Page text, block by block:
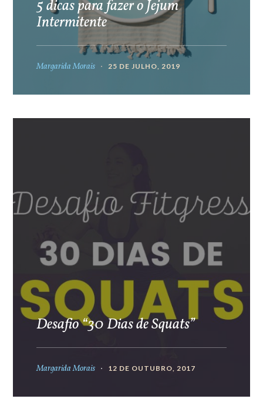
5 dicas para fazer o Jejum
Intermitente
Margarida Morais 25 DE JULHO, 2019
Desafio “30 Dias de Squats”
Margarida Morais 12 DE OUTUBRO, 2017